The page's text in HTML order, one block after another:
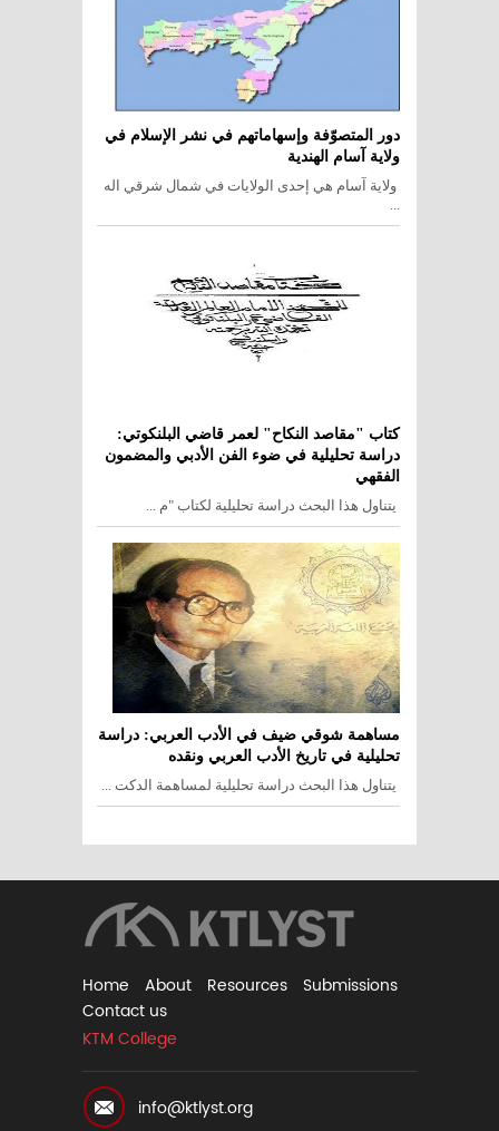
دور المتصوّفة وإسهاماتهم في نشر الإسلام في
ولاية آسام الهندية
ولاية آسام هي إحدى الولايات في شمال شرقي اله
...
كتاب "مقاصد النكاح" لعمر قاضي البلنكوتي:
دراسة تحليلية في ضوء الفن الأدبي والمضمون
الفقهي
يتناول هذا البحث دراسة تحليلية لكتاب "م ...
مساهمة شوقي ضيف في الأدب العربي: دراسة
تحليلية في تاريخ الأدب العربي ونقده
يتناول هذا البحث دراسة تحليلية لمساهمة الدكت ...
Home About Resources
Submissions
Contact us
KTM College
info@ktlyst.org